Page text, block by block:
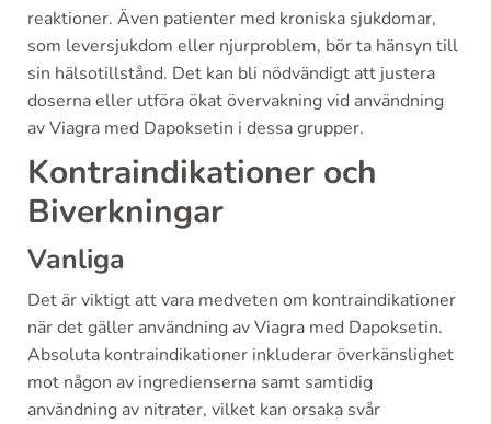
reaktioner. Även patienter med kroniska sjukdomar,
som leversjukdom eller njurproblem, bör ta hänsyn till
sin hälsotillstånd. Det kan bli nödvändigt att justera
doserna eller utföra ökat övervakning vid användning
av Viagra med Dapoksetin i dessa grupper.
Kontraindikationer och
Biverkningar
Vanliga
Det är viktigt att vara medveten om kontraindikationer
när det gäller användning av Viagra med Dapoksetin.
Absoluta kontraindikationer inkluderar överkänslighet
mot någon av ingredienserna samt samtidig
användning av nitrater, vilket kan orsaka svår